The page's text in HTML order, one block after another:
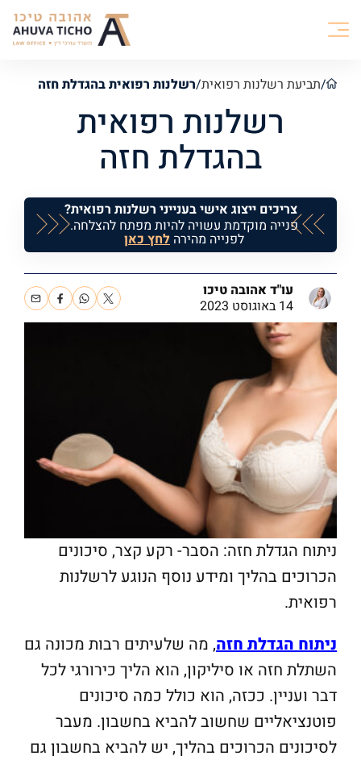
/תביעת רשלנות רפואית/רשלנות רפואית בהגדלת חזה
רשלנות רפואית
בהגדלת חזה
צריכים ייצוג אישי בענייני רשלנות רפואית?
פנייה מוקדמת עשויה להיות מפתח להצלחה.
לפנייה מהירה לחץ כאן
עו"ד אהובה טיכו
14 באוגוסט 2023
ניתוח הגדלת חזה: הסבר- רקע קצר, סיכונים
הכרוכים בהליך ומידע נוסף הנוגע לרשלנות
רפואית.
ניתוח הגדלת חזה, מה שלעיתים רבות מכונה גם
השתלת חזה או סיליקון, הוא הליך כירורגי לכל
דבר ועניין. ככזה, הוא כולל כמה סיכונים
פוטנציאליים שחשוב להביא בחשבון. מעבר
לסיכונים הכרוכים בהליך, יש להביא בחשבון גם